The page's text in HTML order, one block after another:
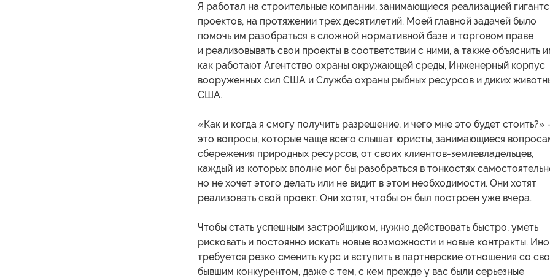
Я работал на строительные компании, занимающиеся реализацией
проектов, на протяжении трех десятилетий. Моей главной задачей было
помочь им разобраться в сложной нормативной базе и торговом праве
и реализовывать свои проекты в соответствии с ними, а также объяснить
как работают Агентство охраны окружающей среды, Инженерный корпус
вооруженных сил США и Служба охраны рыбных ресурсов и диких
США.
«Как и когда я смогу получить разрешение, и чего мне это будет стоить?»
это вопросы, которые чаще всего слышат юристы, занимающиеся
сбережения природных ресурсов, от своих клиентов-землевладельцев,
каждый из которых вполне мог бы разобраться в тонкостях
но не хочет этого делать или не видит в этом необходимости. Они хотят
реализовать свой проект. Они хотят, чтобы он был построен уже вчера.
Чтобы стать успешным застройщиком, нужно действовать быстро, уметь
рисковать и постоянно искать новые возможности и новые контракты.
требуется резко сменить курс и вступить в партнерские отношения со
бывшим конкурентом, даже с тем, с кем прежде у вас были серьезные